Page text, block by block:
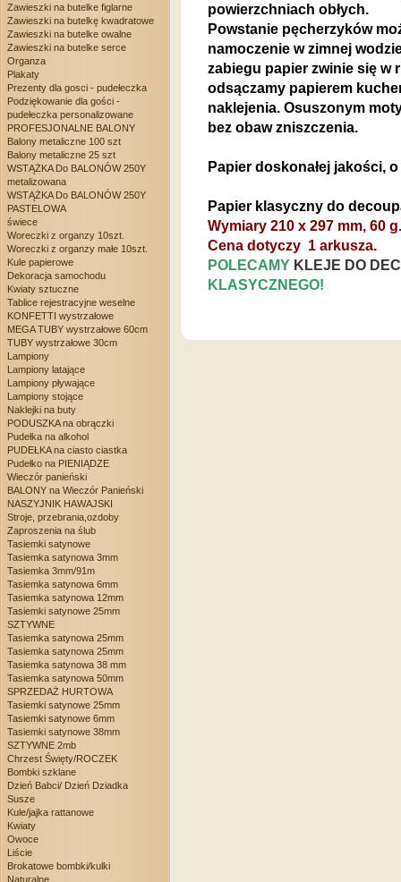
Zawieszki na butelke figlarne
Zawieszki na butelkę kwadratowe
Zawieszki na butelke owalne
Zawieszki na butelke serce
Organza
Plakaty
Prezenty dla gosci - pudełeczka
Podziękowanie dla gości -
pudełeczka personalizowane
PROFESJONALNE BALONY
Balony metaliczne 100 szt
Balony metaliczne 25 szt
WSTĄŻKA Do BALONÓW 250Y
metalizowana
WSTĄŻKA Do BALONÓW 250Y
PASTELOWA
świece
Woreczki z organzy 10szt.
Woreczki z organzy małe 10szt.
Kule papierowe
Dekoracja samochodu
Kwiaty sztuczne
Tablice rejestracyjne weselne
KONFETTI wystrzałowe
MEGA TUBY wystrzałowe 60cm
TUBY wystrzałowe 30cm
Lampiony
Lampiony latające
Lampiony pływające
Lampiony stojące
Naklejki na buty
PODUSZKA na obrączki
Pudełka na alkohol
PUDEŁKA na ciasto ciastka
Pudełko na PIENIĄDZE
Wieczór panieński
BALONY na Wieczór Panieński
NASZYJNIK HAWAJSKI
Stroje, przebrania,ozdoby
Zaproszenia na ślub
Tasiemki satynowe
Tasiemka satynowa 3mm
Tasiemka 3mm/91m
Tasiemka satynowa 6mm
Tasiemka satynowa 12mm
Tasiemki satynowe 25mm
SZTYWNE
Tasiemka satynowa 25mm
Tasiemka satynowa 25mm
Tasiemka satynowa 38 mm
Tasiemka satynowa 50mm
SPRZEDAŻ HURTOWA
Tasiemki satynowe 25mm
Tasiemki satynowe 6mm
Tasiemki satynowe 38mm
SZTYWNE 2mb
Chrzest Święty/ROCZEK
Bombki szklane
Dzień Babci/ Dzień Dziadka
Susze
Kule/jajka rattanowe
Kwiaty
Owoce
Liście
Brokatowe bombki/kulki
Naturalne
powierzchniach obłych.
Powstanie pęcherzyków
namoczenie w zimnej
zabiegu papier zwinie się w
odsączamy papierem
naklejenia. Osuszonym
bez obaw zniszczenia.
Papier doskonałej jakości,
Papier klasyczny do
Wymiary 210 x 297 mm, 60 g.
Cena dotyczy 1 arkusza.
POLECAMY KLEJE DO
KLASYCZNEGO!